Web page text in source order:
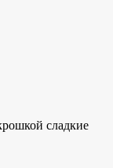
сладкие